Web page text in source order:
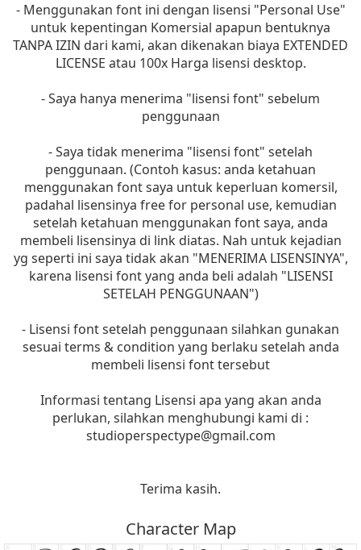
- Menggunakan font ini dengan lisensi "Personal Use"
untuk kepentingan Komersial apapun bentuknya
TANPA IZIN dari kami, akan dikenakan biaya EXTENDED
LICENSE atau 100x Harga lisensi desktop.
- Saya hanya menerima "lisensi font" sebelum
penggunaan
- Saya tidak menerima "lisensi font" setelah
penggunaan. (Contoh kasus: anda ketahuan
menggunakan font saya untuk keperluan komersil,
padahal lisensinya free for personal use, kemudian
setelah ketahuan menggunakan font saya, anda
membeli lisensinya di link diatas. Nah untuk kejadian
yg seperti ini saya tidak akan "MENERIMA LISENSINYA",
karena lisensi font yang anda beli adalah "LISENSI
SETELAH PENGGUNAAN")
- Lisensi font setelah penggunaan silahkan gunakan
sesuai terms & condition yang berlaku setelah anda
membeli lisensi font tersebut
Informasi tentang Lisensi apa yang akan anda
perlukan, silahkan menghubungi kami di :
studioperspectype@gmail.com
Terima kasih.
Character Map